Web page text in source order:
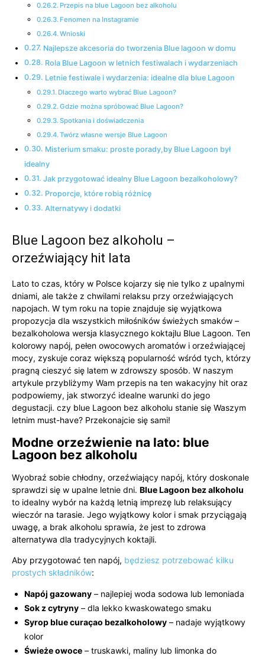
Przepis na blue Lagoon bez alkoholu
Fenomen na Instagramie
Wnioski
Najlepsze akcesoria do tworzenia Blue lagoon w domu
Rola Blue Lagoon w letnich festiwalach i wydarzeniach
Letnie festiwale i wydarzenia: idealne dla blue Lagoon
Dlaczego warto wybrać Blue Lagoon?
Gdzie można spróbować Blue Lagoon?
Spotkania i doświadczenia
Twórz własne wersje Blue Lagoon
Misterium smaku: proste porady,by Blue Lagoon był
idealny
Jak przygotować idealny Blue Lagoon bezalkoholowy?
Proporcje, które robią różnicę
Alternatywy i dodatki
Blue Lagoon bez alkoholu –
orzeźwiający hit lata
Lato to czas, który w Polsce kojarzy się nie tylko z upalnymi
dniami, ale także z chwilami relaksu przy orzeźwiających
napojach. W tym roku na topie znajduje się wyjątkowa
propozycja dla wszystkich miłośników świeżych smaków –
bezalkoholowa wersja klasycznego koktajlu Blue Lagoon. Ten
kolorowy napój, pełen owocowych aromatów i orzeźwiającej
mocy, zyskuje coraz większą popularność wśród tych, którzy
pragną cieszyć się latem w zdrowszy sposób. W naszym
artykule przybliżymy Wam przepis na ten wakacyjny hit oraz
podpowiemy, jak stworzyć idealne warunki do jego
degustacji. czy blue Lagoon bez alkoholu stanie się Waszym
letnim must-have? Przekonajcie się sami!
Modne orzeźwienie na lato: blue
Lagoon bez alkoholu
Wyobraź sobie chłodny, orzeźwiający napój, który doskonale
sprawdzi się w upalne letnie dni. Blue Lagoon bez alkoholu
to idealny wybór na każdą letnią imprezę lub relaksujący
wieczór na tarasie. Jego wyjątkowy kolor i smak przyciągają
uwagę, a brak alkoholu sprawia, że jest to zdrowa
alternatywa dla tradycyjnych koktajli.
Aby przygotować ten napój, będziesz potrzebować kilku
prostych składników:
Napój gazowany – najlepiej woda sodowa lub lemoniada
Sok z cytryny – dla lekko kwaskowatego smaku
Syrop blue curaçao bezalkoholowy – nadaje wyjątkowy
kolor
Świeże owoce – truskawki, maliny lub limonka do